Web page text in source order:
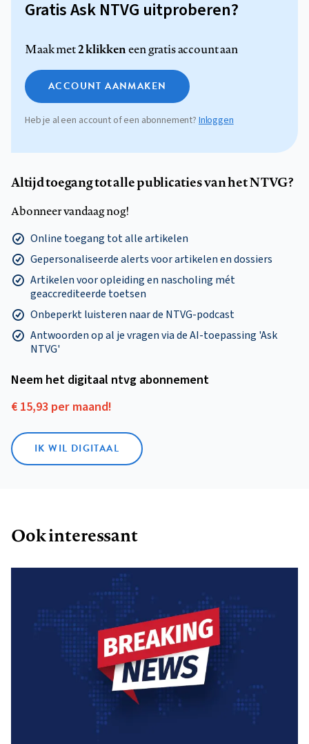
Gratis Ask NTVG uitproberen?
Maak met2 klikkeneen gratis account aan
ACCOUNT AANMAKEN
Heb je al een account of een abonnement? Inloggen
Altijd toegang tot alle publicaties van het NTVG?
Abonneer vandaag nog!
Online toegang tot alle artikelen
Gepersonaliseerde alerts voor artikelen en dossiers
Artikelen voor opleiding en nascholing mét
geaccrediteerde toetsen
Onbeperkt luisteren naar de NTVG-podcast
Antwoorden op al je vragen via de AI-toepassing 'Ask
NTVG'
Neem het digitaal ntvg abonnement
€ 15,93 per maand!
IK WIL DIGITAAL
Ook interessant